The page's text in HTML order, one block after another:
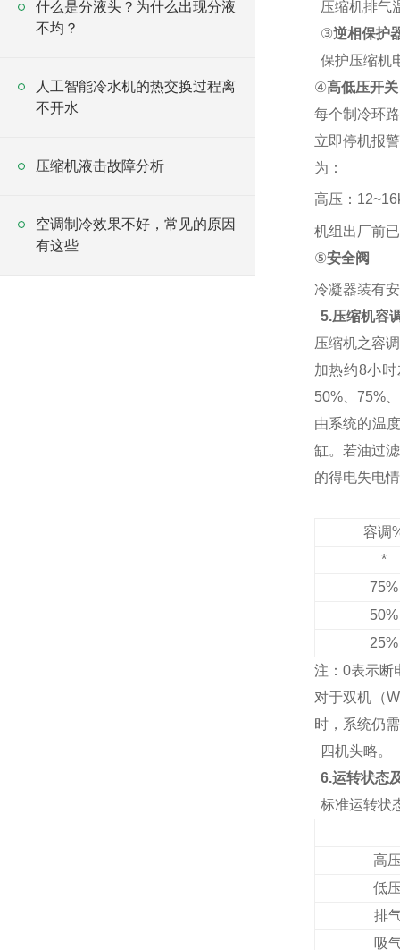
什么是分液头？为什么出现分液
不均？
人工智能冷水机的热交换过程离
不开水
压缩机液击故障分析
空调制冷效果不好，常见的原因
有这些
压缩机排气
③逆相保护
保护压缩机
④高低压开关
每个制冷环
立即停机报
为：
高压：
机组出厂前
⑤安全阀
冷凝器装有
5.压缩机容
压缩机之容
加热约8小
50%、75%
由系统的温
缸。若油过
的得电失电
容调
*
75%
50%
25%
注：0表示
对于双机（
时，系统仍
四机头略。
6.运转状态
标准运转状
高
低
排
吸